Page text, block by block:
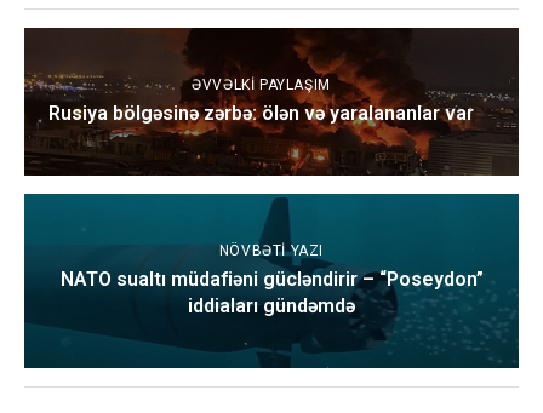
ƏVVƏLKI PAYLAŞIM
Rusiya bölgəsinə zərbə: ölən və yaralananlar var
NÖVBƏTI YAZI
NATO sualtı müdafiəni gücləndirir – “Poseydon”
iddiaları gündəmdə